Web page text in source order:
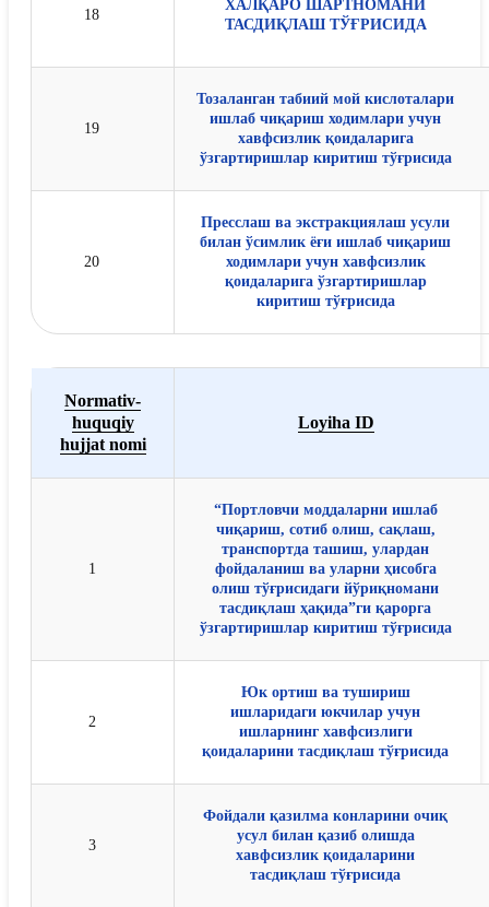
18
ХАЛҚАРО ШАРТНОМАНИ
ТАСДИҚЛАШ ТЎҒРИСИДА
19
Тозаланган табиий мой кислоталари
ишлаб чиқариш ходимлари учун
хавфсизлик қоидаларига
ўзгартиришлар киритиш тўғрисида
20
Пресслаш ва экстракциялаш усули
билан ўсимлик ёғи ишлаб чиқариш
ходимлари учун хавфсизлик
қоидаларига ўзгартиришлар
киритиш тўғрисида
Normativ-
huquqiy
hujjat nomi
Loyiha ID
1
“Портловчи моддаларни ишлаб
чиқариш, сотиб олиш, сақлаш,
транспортда ташиш, улардан
фойдаланиш ва уларни ҳисобга
олиш тўғрисидаги йўриқномани
тасдиқлаш ҳақида”ги қарорга
ўзгартиришлар киритиш тўғрисида
2
Юк ортиш ва тушириш
ишларидаги юкчилар учун
ишларнинг хавфсизлиги
қоидаларини тасдиқлаш тўғрисида
3
Фойдали қазилма конларини очиқ
усул билан қазиб олишда
хавфсизлик қоидаларини
тасдиқлаш тўғрисида